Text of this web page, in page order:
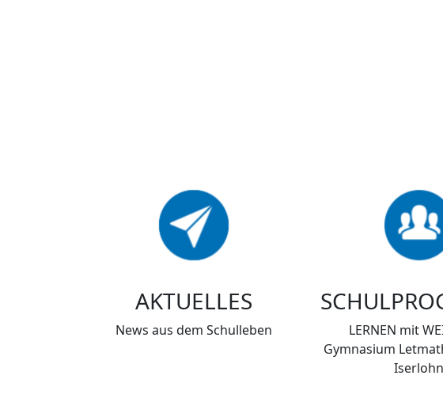
AKTUELLES
News aus dem Schulleben
LERNEN mit
Gymnasium
Iserlohn